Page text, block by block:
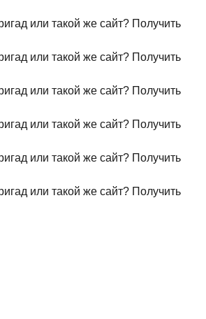
или такой же сайт? Получить
или такой же сайт? Получить
или такой же сайт? Получить
или такой же сайт? Получить
или такой же сайт? Получить
или такой же сайт? Получить